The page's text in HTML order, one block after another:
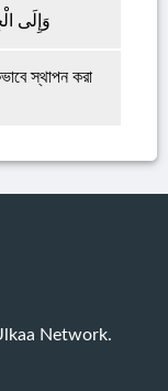
وَإِلَى
স্থাপন করা
Network.